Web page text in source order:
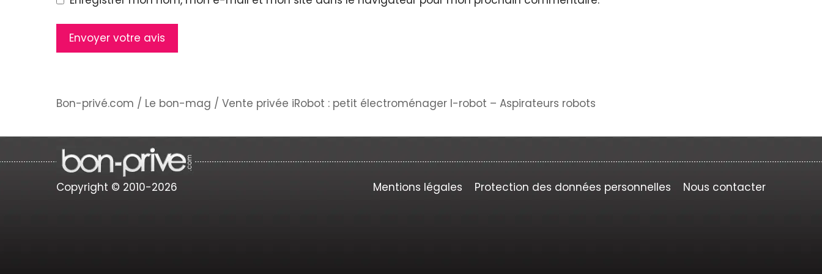
Bon-privé.com / Le bon-mag / Vente privée iRobot : petit électroménager I-robot – Aspirateurs robots
Copyright © 2010-2026 Mentions légales Protection des données personnelles Nous contacter